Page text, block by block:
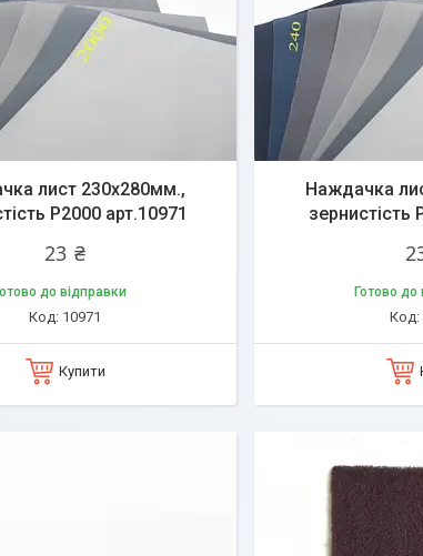
лист 230х280мм.,
P2000 арт.10971
23 ₴
до відправки
10971
Купити
Наждачка
зернистість
Готово до